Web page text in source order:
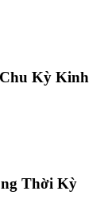
Kỳ Kinh
Thời Kỳ